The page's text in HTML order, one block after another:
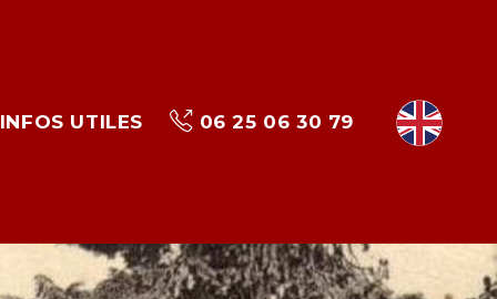
INFOS UTILES 06 25 06 30 79